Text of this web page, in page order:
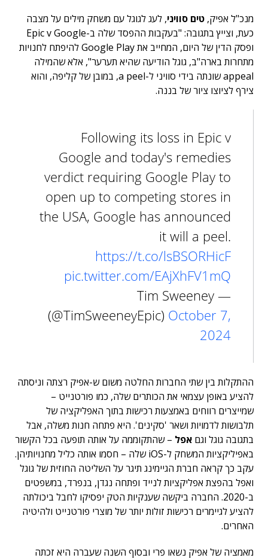
מנכ"ל אפיק, טים סוויני, לעג לגוגל עם משחק מילים על מצבה
כעת, וצייץ בתגובה: "בעקבות ההפסד שלה ב-Epic v Google
ופסק הדין של היום, המחייב את Google Play להיפתח לחנויות
מתחרות בארה"ב, גוגל הודיעה שהיא תערער", אלא שהמילה
appeal שונתה בידי סוויני ל-a peel, במובן של קליפה, והוא
צירף לציוצו ציור של בננה.
Following its loss in Epic v
Google and today's remedies
verdict requiring Google Play to
open up to competing stores in
the USA, Google has announced
it will a peel.
https://t.co/lsBSORHicF
pic.twitter.com/EAjXhFV1mQ
— Tim Sweeney
(@TimSweeneyEpic) October 7,
2024
ההתקלות בין שתי החברות החלטה משום ש-אפיק רצתה וניסתה
להציע באופן עצמאי את הכותרים שלה, כמו פורטנייט –
שמייצרים רווחים באמצעות רכישות בתוך האפליקציה של
תלבושות לדמויות ושאר 'סקינים'. היא פתחה חנות משלה, אבל
בתגובה גוגל וגם אפל – שהתקוממה על אותה תופעה בכל הקשור
באפיליקציות המשחק ל-iOS שלה – חסמו אותה כליל מחנויותיהן.
עקב כך קראה חברת הגיימינג תיגר על השליטה החוזית של גוגל
ואפל בהפצת אפליקציות לנייד ופתחה נגדן, בנפרד, במשפטים
ב-2020. החברה ביקשה שענקיות הטק יפסיקו לחבל ביכולתה
להציע לגיימרים רכישות זולות יותר של מוצרי פורטנייט ולהיטיה
האחרים.
מאמציה של אפיק נשאו פרי ובסוף השנה שעברה היא זכתה